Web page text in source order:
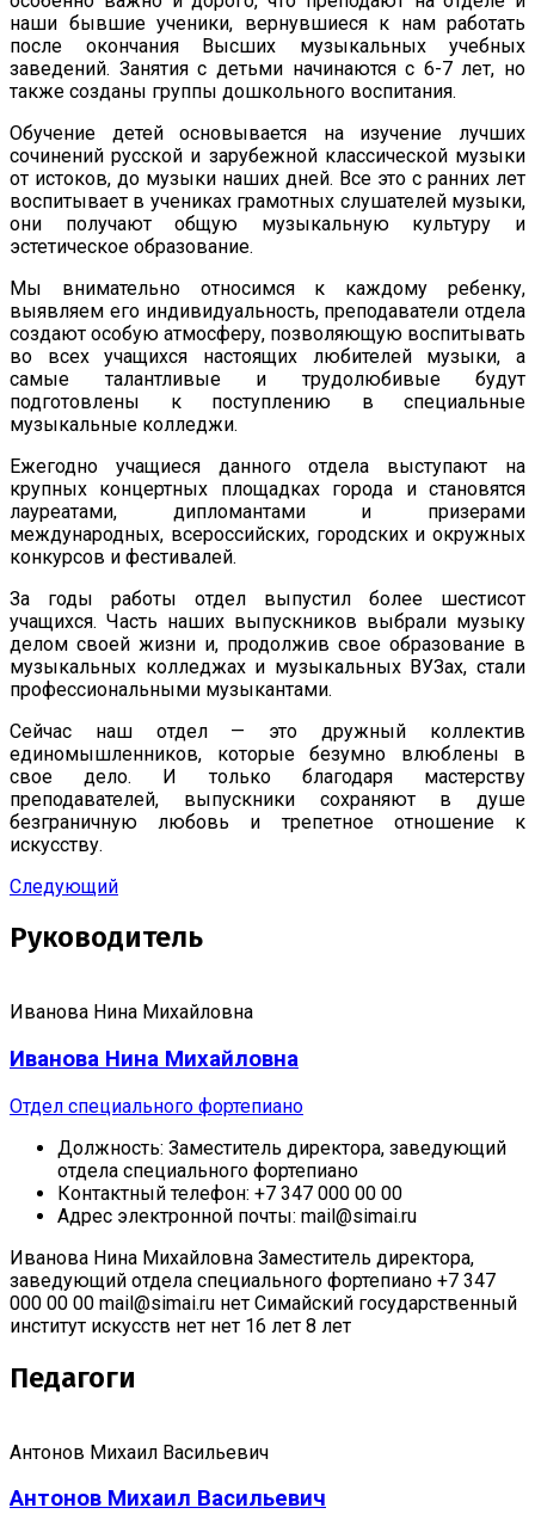
наши бывшие ученики, вернувшиеся к нам работать
после окончания Высших музыкальных учебных
заведений. Занятия с детьми начинаются с 6-7 лет, но
также созданы группы дошкольного воспитания.
Обучение детей основывается на изучение лучших
сочинений русской и зарубежной классической музыки
от истоков, до музыки наших дней. Все это с ранних лет
воспитывает в учениках грамотных слушателей музыки,
они получают общую музыкальную культуру и
эстетическое образование.
Мы внимательно относимся к каждому ребенку,
выявляем его индивидуальность, преподаватели отдела
создают особую атмосферу, позволяющую воспитывать
во всех учащихся настоящих любителей музыки, а
самые талантливые и трудолюбивые будут
подготовлены к поступлению в специальные
музыкальные колледжи.
Ежегодно учащиеся данного отдела выступают на
крупных концертных площадках города и становятся
лауреатами, дипломантами и призерами
международных, всероссийских, городских и окружных
конкурсов и фестивалей.
За годы работы отдел выпустил более шестисот
учащихся. Часть наших выпускников выбрали музыку
делом своей жизни и, продолжив свое образование в
музыкальных колледжах и музыкальных ВУЗах, стали
профессиональными музыкантами.
Сейчас наш отдел — это дружный коллектив
единомышленников, которые безумно влюблены в
свое дело. И только благодаря мастерству
преподавателей, выпускники сохраняют в душе
безграничную любовь и трепетное отношение к
искусству.
Следующий
Руководитель
Иванова Нина Михайловна
Иванова Нина Михайловна
Отдел специального фортепиано
Должность: Заместитель директора, заведующий
отдела специального фортепиано
Контактный телефон: +7 347 000 00 00
Адрес электронной почты: mail@simai.ru
Иванова Нина Михайловна Заместитель директора,
заведующий отдела специального фортепиано +7 347
000 00 00 mail@simai.ru нет Симайский государственный
институт искусств нет нет 16 лет 8 лет
Педагоги
Антонов Михаил Васильевич
Антонов Михаил Васильевич